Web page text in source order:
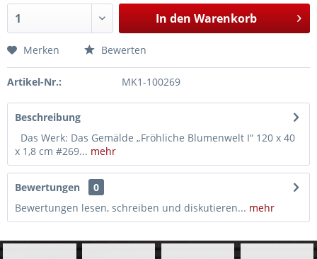
In den Warenkorb
Merken Bewerten
Artikel-Nr.: MK1-100269
Beschreibung
Das Werk: Das Gemälde „Fröhliche Blumenwelt I“ 120 x 40
x 1,8 cm #269... mehr
Bewertungen
0
Bewertungen lesen, schreiben und diskutieren... mehr